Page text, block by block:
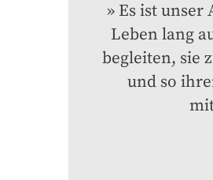
Es ist unser
Leben lang
begleiten, sie
und so